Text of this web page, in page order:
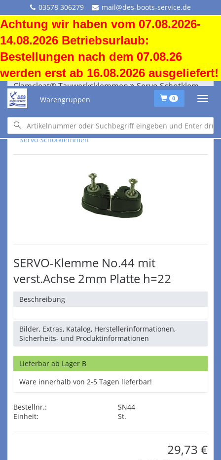
03578 306279 mail@des-boots-service.de
Achtung wir haben vom 07.08.2026-
14.08.2026 Betriebsurlaub:
Bestellungen nach dem 07.08.26
werden erst ab 16.08.2026 ausgeliefert!
Warengruppen 0
Clamcleat® Tauwerksklemmen Servo Schotklemmen
Clamcleat® Tauwerksklemmen
Servo Schotklemmen
SERVO-Klemme No.44 mit
verst.Achse 2mm Platte h=22
Beschreibung
Bilder, Extras, Katalog, Herstellerinformationen,
Sicherheits- und Produktinformationen
Lieferbar ab Lager B
Ware innerhalb von 2-5 Tagen lieferbar!
Bestellnr.:
SN44
Einheit:
St.
29,73 €